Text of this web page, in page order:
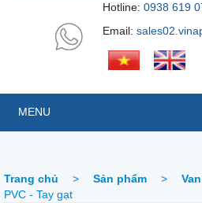
Hotline: 0938 619
Email:
MENU
Trang chủ > Sản phẩm >
PVC - Tay gạt